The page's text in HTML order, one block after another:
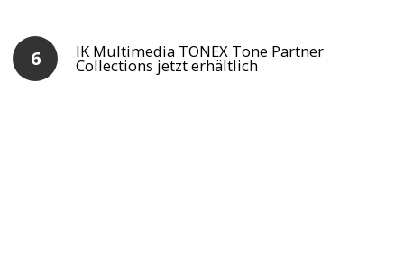
IK Multimedia TONEX Tone Partner
Collections jetzt erhältlich